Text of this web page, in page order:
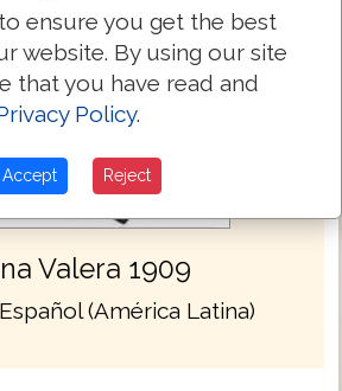
Valera 1909
(América Latina)
ensure you get the best
website. By using our site
that you have read and
Policy.
Accept Reject